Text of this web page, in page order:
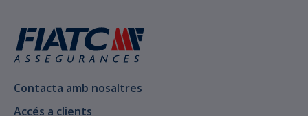
Contacta amb nosaltres
Accés a clients